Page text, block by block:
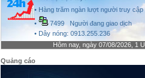
• Hàng trăm ngàn lượt người truy cập
•
7499 Người đang giao dịch
• Dây nóng: 0913.255.236
Hôm nay, ngày 07/08/2026, 1
Quảng cáo